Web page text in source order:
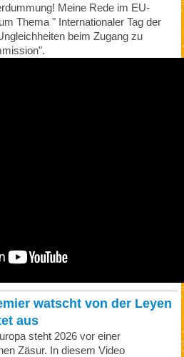
Meine Rede im EU-
Thema " Internationaler Tag der
beim Zugang zu
watscht von der Leyen
aus
steht 2026 vor einer
Zäsur. In diesem Video